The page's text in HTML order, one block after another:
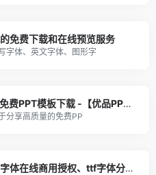
免费下载和在线预览服务
字体、英文字体、图形字
PPT模板免费下载_精美免费PPT模板下载 -【优品PPT】
分享高质量的免费PP
找字网_免费字体下载、字体在线商用授权、ttf字体分享、专业字体网站！